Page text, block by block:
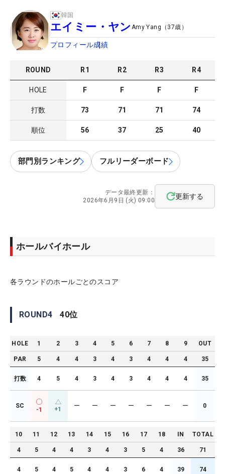
韓国
エイミー・ヤン Amy Yang （ 37歳）
プロフィール成績
ROUND R1 R2 R3 R4
HOLE F F F F
打数 73 71 71 74
順位 56 37 25 40
部門別ランキング フルリーダーボード
データ最終更新：
2026年6月9日 (火) 09:00
更新する
ホールバイホール
各ラウンドのホールごとのスコア
ROUND4 40位
HOLE 1 2 3 4 5 6 7 8 9 OUT
PAR 5 4 4 3 4 3 4 4 4 35
打数 4 5 4 3 4 3 4 4 4 35
SC
-1 +1 ー ー ー ー ー ー ー 0
10 11 12 13 14 15 16 17 18 IN TOTAL
4 5 4 4 3 4 3 5 4 36 71
4 5 4 5 4 4 3 6 4 39 74